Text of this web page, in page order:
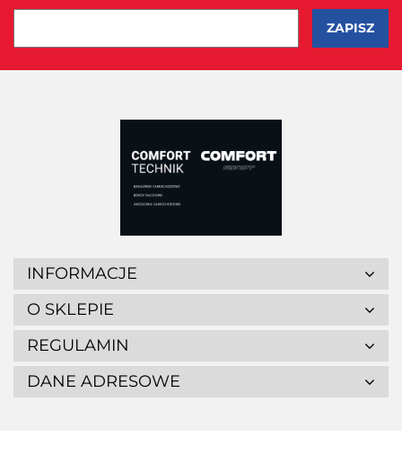
INFORMACJE
O SKLEPIE
REGULAMIN
DANE ADRESOWE